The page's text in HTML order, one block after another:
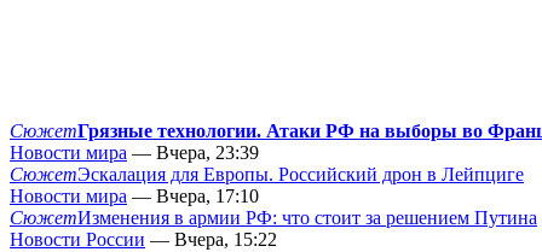
СюжетГрязные технологии. Атаки РФ на выборы во
Новости мира — Вчера, 23:39
СюжетЭскалация для Европы. Российский дрон в Лейпциге
Новости мира — Вчера, 17:10
СюжетИзменения в армии РФ: что стоит за решением Путина
Новости России — Вчера, 15:22